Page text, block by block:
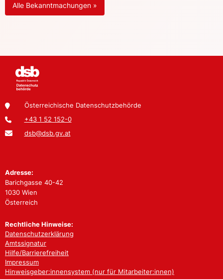
Alle Bekanntmachungen »
Österreichische Datenschutzbehörde
+43 1 52 152-0
dsb@dsb.gv.at
Adresse:
Barichgasse 40-42
1030 Wien
Österreich
Rechtliche Hinweise:
Datenschutzerklärung
Amtssignatur
Hilfe/Barrierefreiheit
Impressum
Hinweisgeber:innensystem (nur für Mitarbeiter:innen)